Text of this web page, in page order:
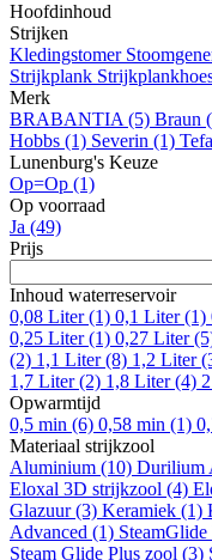
Hoofdinhoud
Strijken
Kledingstomer
Strijkplank
Merk
BRABANTIA (5) Braun
Hobbs (1) Severin (1)
Lunenburg's Keuze
Op=Op (1)
Op voorraad
Ja (49)
Prijs
Inhoud waterreservoir
0,08 Liter(1) 0,1 Liter(1)
0,25 Liter(1) 0,27 Liter
(2) 1,1 Liter(8) 1,2 Liter
1,7 Liter(2) 1,8 Liter(4)
Opwarmtijd
0,5 min (6) 0,58 min (1)
Materiaal strijkzool
Aluminium (10) Durilium
Eloxal 3D strijkzool (4)
Glazuur(3) Keramiek (1)
Advanced (1)
Steam Glide Plus zool (3)